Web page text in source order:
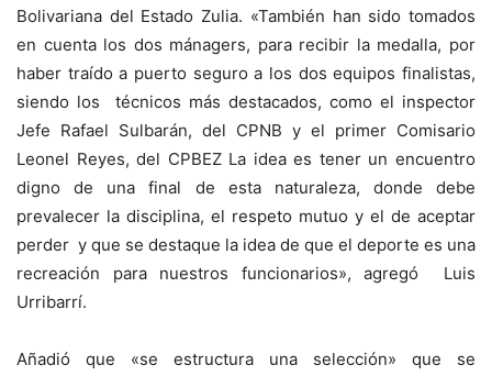
Bolivariana del Estado Zulia. «También han sido tomados
en cuenta los dos mánagers, para recibir la medalla, por
haber traído a puerto seguro a los dos equipos finalistas,
siendo los técnicos más destacados, como el inspector
Jefe Rafael Sulbarán, del CPNB y el primer Comisario
Leonel Reyes, del CPBEZ La idea es tener un encuentro
digno de una final de esta naturaleza, donde debe
prevalecer la disciplina, el respeto mutuo y el de aceptar
perder y que se destaque la idea de que el deporte es una
recreación para nuestros funcionarios», agregó Luis
Urribarrí.
Añadió que «se estructura una selección» que se